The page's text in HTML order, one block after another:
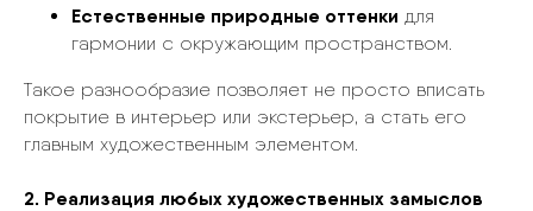
Естественные природные оттенки для
гармонии с окружающим пространством.
Такое разнообразие позволяет не просто вписать
покрытие в интерьер или экстерьер, а стать его
главным художественным элементом.
2. Реализация любых художественных замыслов